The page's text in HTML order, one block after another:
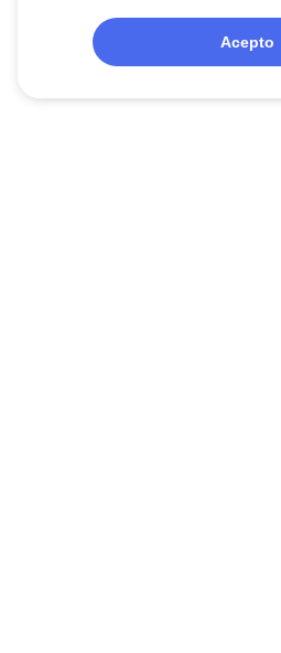
Acepto